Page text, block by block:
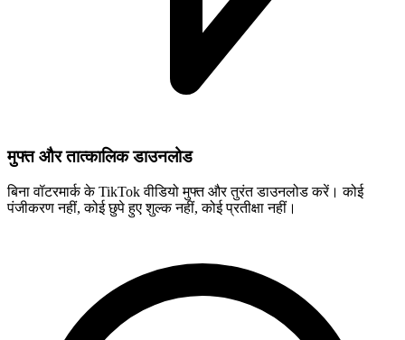
मुफ्त और तात्कालिक डाउनलोड
बिना वॉटरमार्क के TikTok वीडियो मुफ्त और तुरंत डाउनलोड करें। कोई
पंजीकरण नहीं, कोई छुपे हुए शुल्क नहीं, कोई प्रतीक्षा नहीं।